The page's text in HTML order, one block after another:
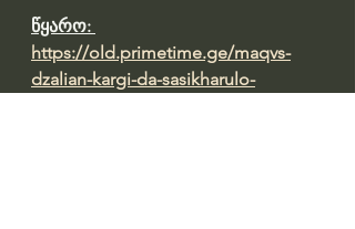
წყარო:
https://old.primetime.ge/maqvs-
dzalian-kargi-da-sasikharulo-